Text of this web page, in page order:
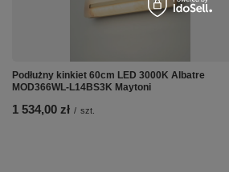
Podłużny kinkiet 60cm LED 3000K Albatre
MOD366WL-L14BS3K Maytoni
1 534,00 zł / szt.